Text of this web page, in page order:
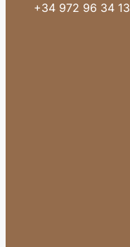
+34 972 96 34 13